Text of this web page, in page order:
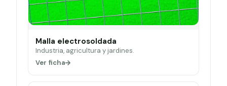
Malla electrosoldada
Industria, agricultura y jardines.
Ver ficha